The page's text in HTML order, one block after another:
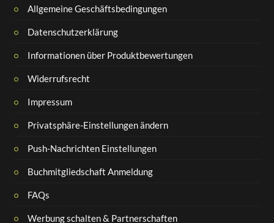
Allgemeine Geschäftsbedingungen
Datenschutzerklärung
Informationen über Produktbewertungen
Widerrufsrecht
Impressum
Privatsphäre-Einstellungen ändern
Push-Nachrichten Einstellungen
Buchmitgliedschaft Anmeldung
FAQs
Werbung schalten & Partnerschaften